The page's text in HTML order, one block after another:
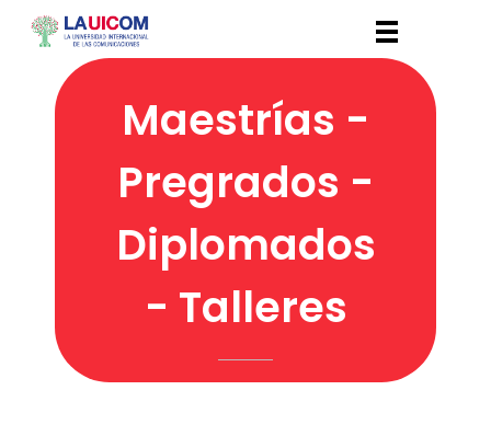
Maestrías -
Pregrados -
Diplomados
- Talleres